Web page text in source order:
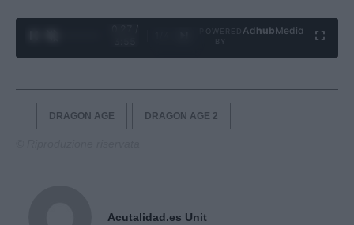
Ad hubMedia
DRAGON AGE DRAGON AGE 2
Acutalidad.es Unit